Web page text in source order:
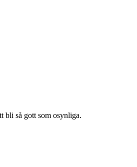
bli så gott som osynliga.